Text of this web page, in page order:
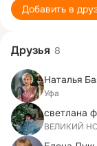
Добавить в
Друзья 8
Наталья
Уфа
светлана
ВЕЛИКИЙ